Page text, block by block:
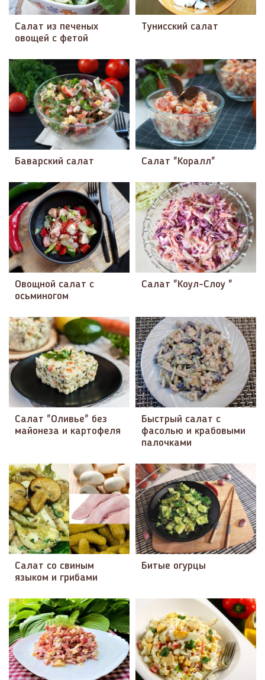
Салат из печеных
овощей с фетой
Тунисский салат
Баварский салат Салат "Коралл"
Овощной салат с
осьминогом
Салат "Коул-Слоу "
Салат "Оливье" без
майонеза и картофеля
Быстрый салат с
фасолью и крабовыми
палочками
Салат со свиным
языком и грибами
Битые огурцы